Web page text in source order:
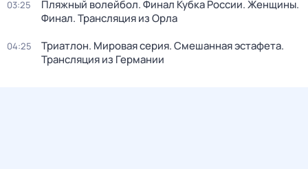
03:25
Пляжный волейбол. Финал Кубка России. Женщины.
Финал. Трансляция из Орла
04:25
Триатлон. Мировая серия. Смешанная эстафета.
Трансляция из Германии